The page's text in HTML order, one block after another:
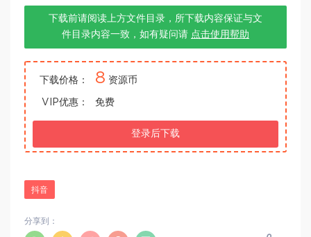
下载前请阅读上方文件目录，所下载内容保证与文
件目录内容一致，如有疑问请 点击使用帮助
下载价格： 8 资源币
VIP优惠： 免费
登录后下载
抖音
分享到：